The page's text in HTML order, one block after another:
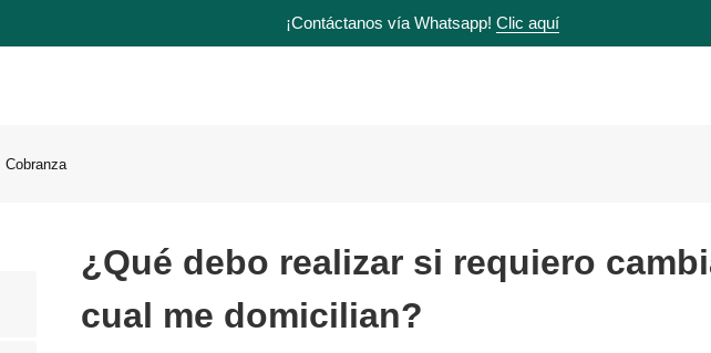
¡Contáctanos vía Whatsapp! Clic aquí
Cobranza
¿Qué debo realizar si requiero
cual me domicilian?